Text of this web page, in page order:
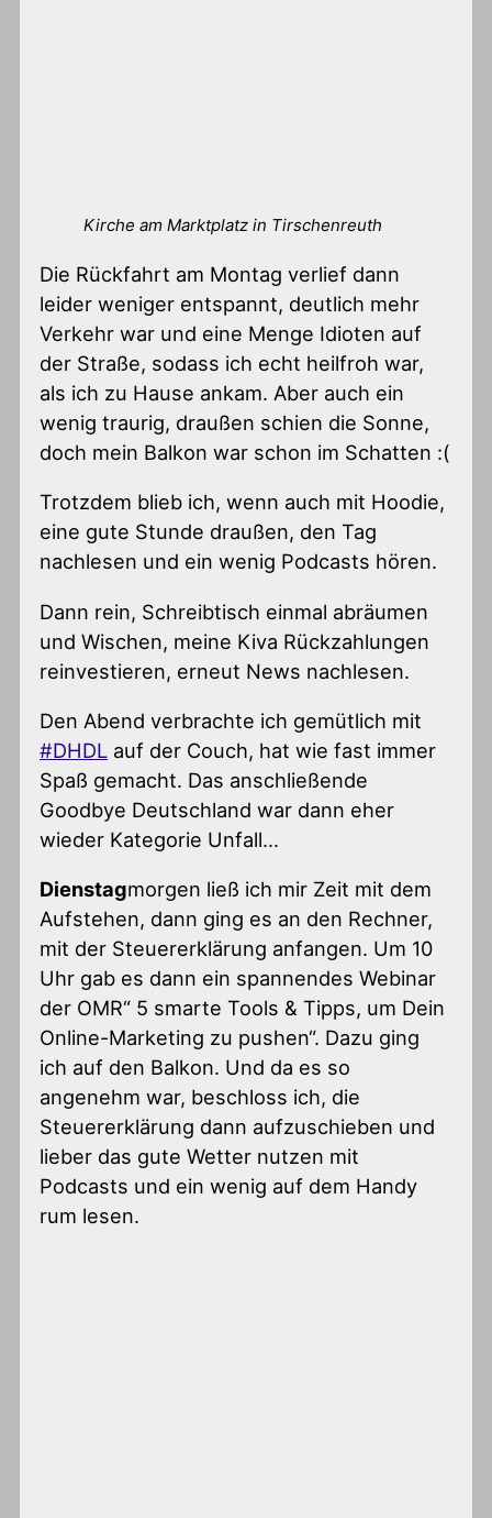
Kirche am Marktplatz in Tirschenreuth
Die Rückfahrt am Montag verlief dann
leider weniger entspannt, deutlich mehr
Verkehr war und eine Menge Idioten auf
der Straße, sodass ich echt heilfroh war,
als ich zu Hause ankam. Aber auch ein
wenig traurig, draußen schien die Sonne,
doch mein Balkon war schon im Schatten :(
Trotzdem blieb ich, wenn auch mit Hoodie,
eine gute Stunde draußen, den Tag
nachlesen und ein wenig Podcasts hören.
Dann rein, Schreibtisch einmal abräumen
und Wischen, meine Kiva Rückzahlungen
reinvestieren, erneut News nachlesen.
Den Abend verbrachte ich gemütlich mit
#DHDL auf der Couch, hat wie fast immer
Spaß gemacht. Das anschließende
Goodbye Deutschland war dann eher
wieder Kategorie Unfall…
Dienstagmorgen ließ ich mir Zeit mit dem
Aufstehen, dann ging es an den Rechner,
mit der Steuererklärung anfangen. Um 10
Uhr gab es dann ein spannendes Webinar
der OMR“ 5 smarte Tools & Tipps, um Dein
Online-Marketing zu pushen“. Dazu ging
ich auf den Balkon. Und da es so
angenehm war, beschloss ich, die
Steuererklärung dann aufzuschieben und
lieber das gute Wetter nutzen mit
Podcasts und ein wenig auf dem Handy
rum lesen.